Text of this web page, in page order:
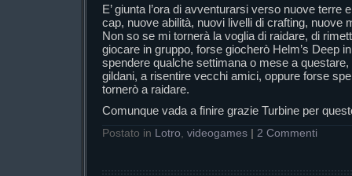
E’ giunta l’ora di avventurarsi verso nuove terre
cap, nuove abilità, nuovi livelli di crafting, nuove
Non so se mi tornerà la voglia di raidare, di
giocare in gruppo, forse giocherò Helm’s Deep
spendere qualche settimana o mese a
gildani, a risentire vecchi amici, oppure forse
tornerò a raidare.
Comunque vada a finire grazie Turbine per
Postato in Lotro, videogames 2 Commenti